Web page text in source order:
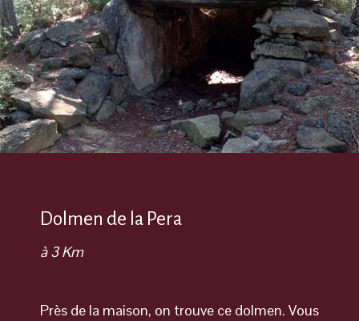
Dolmen de la Pera
à 3 Km
Près de la maison, on trouve ce dolmen. Vous